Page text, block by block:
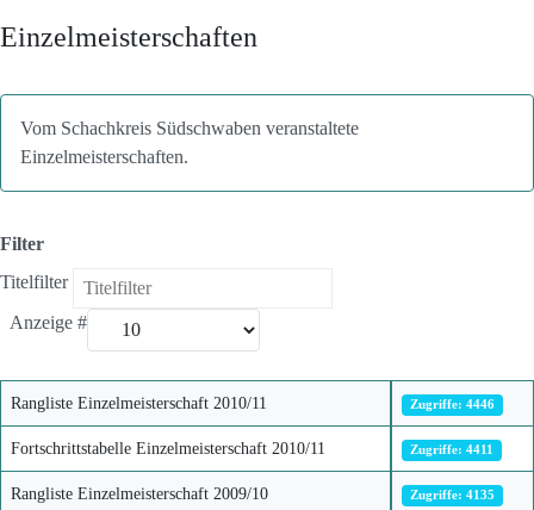
Einzelmeisterschaften
Vom Schachkreis Südschwaben veranstaltete
Einzelmeisterschaften.
Filter
Titelfilter
Anzeige #
Rangliste Einzelmeisterschaft 2010/11 Zugriffe: 4446
Fortschrittstabelle Einzelmeisterschaft 2010/11 Zugriffe: 4411
Rangliste Einzelmeisterschaft 2009/10 Zugriffe: 4135